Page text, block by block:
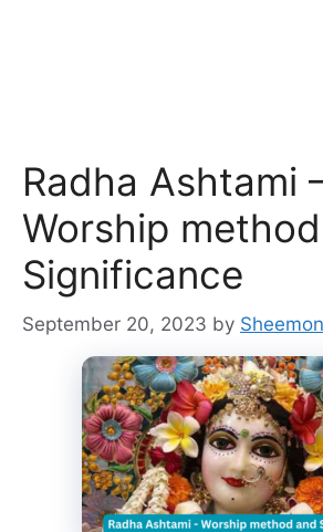
Radha Ashtami
Worship
Significance
September 20, 2023 by